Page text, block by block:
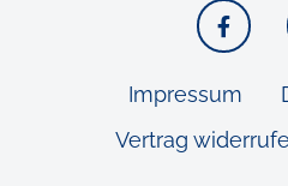
Impressum
Vertrag